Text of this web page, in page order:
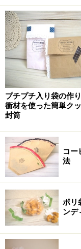
は偶数ですが
なります
一対以上の組
も「慶事」
個組は1ダース
※記事内容は執筆時
い。
プチプチ入り袋の作
衝材を使った簡単ク
封筒
コー
法
ポリ
ンデ